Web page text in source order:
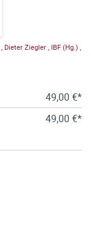
Dieter Ziegler IBF (Hg.)
49,00 €*
49,00 €*